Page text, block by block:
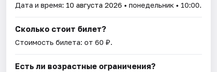
Дата и время: 10 августа 2026 • понедельник • 10:00.
Сколько стоит билет?
Стоимость билета: от 60 ₽.
Есть ли возрастные ограничения?